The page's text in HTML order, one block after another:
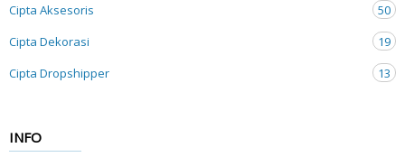
Cipta Aksesoris
50
Cipta Dekorasi
19
Cipta Dropshipper
13
INFO